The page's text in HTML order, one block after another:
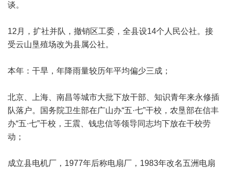
谈。
12月，扩社并队，撤销区工委，全县设14个人民公社。接
受云山垦殖场改为县属公社。
本年：干旱，年降雨量较历年平均偏少三成；
北京、上海、南昌等城市大批下放干部、知识青年来永修插
队落户。国务院卫生部在广山办“五·七”干校，农垦部在信丰
办“五·七”干校，王震、钱忠信等领导同志均下放在干校劳
动；
成立县电机厂，1977年后称电扇厂，1983年改名五洲电扇